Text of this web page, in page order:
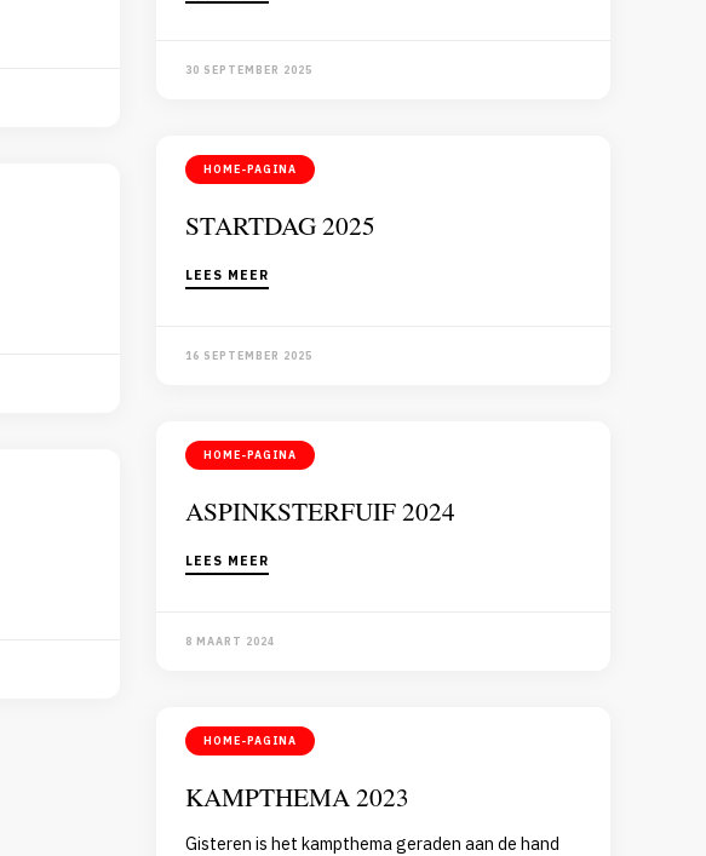
30 SEPTEMBER 2025
HOME-PAGINA
STARTDAG 2025
LEES MEER
16 SEPTEMBER 2025
HOME-PAGINA
ASPINKSTERFUIF 2024
LEES MEER
8 MAART 2024
HOME-PAGINA
KAMPTHEMA 2023
Gisteren is het kampthema geraden aan de hand